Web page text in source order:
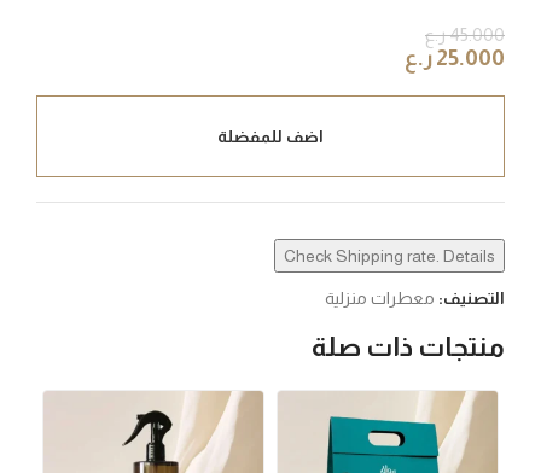
45.000ر.ع
25.000 ر.ع
اضف للمفضلة
Check Shipping rate. Details
التصنيف: معطرات منزلية
منتجات ذات صلة